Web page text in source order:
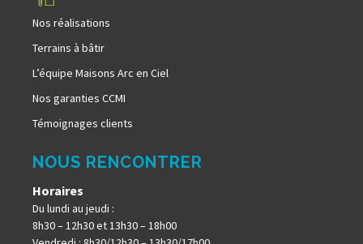
Nos réalisations
Terrains à bâtir
L’équipe Maisons Arc en Ciel
Nos garanties CCMI
Témoignages clients
NOUS RENCONTRER
Horaires
Du lundi au jeudi :
8h30 – 12h30 et 13h30 – 18h00